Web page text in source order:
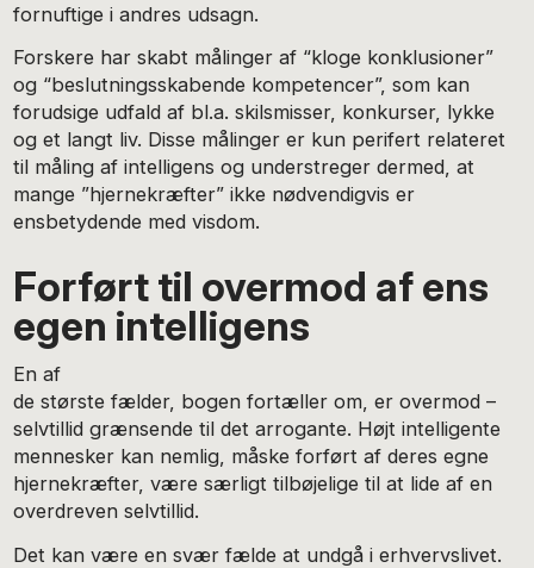
fornuftige i andres udsagn.
Forskere har skabt målinger af “kloge konklusioner”
og “beslutningsskabende kompetencer”, som kan
forudsige udfald af bl.a. skilsmisser, konkurser, lykke
og et langt liv. Disse målinger er kun perifert relateret
til måling af intelligens og understreger dermed, at
mange ”hjernekræfter” ikke nødvendigvis er
ensbetydende med visdom.
Forført til overmod af ens
egen intelligens
En af
de største fælder, bogen fortæller om, er overmod –
selvtillid grænsende til det arrogante. Højt intelligente
mennesker kan nemlig, måske forført af deres egne
hjernekræfter, være særligt tilbøjelige til at lide af en
overdreven selvtillid.
Det kan være en svær fælde at undgå i erhvervslivet.